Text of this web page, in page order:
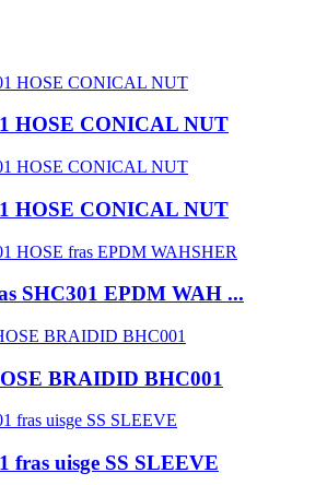
HOSE CONICAL NUT
HOSE CONICAL NUT
SHC301 EPDM WAH ...
BRAIDID BHC001
fras uisge SS SLEEVE